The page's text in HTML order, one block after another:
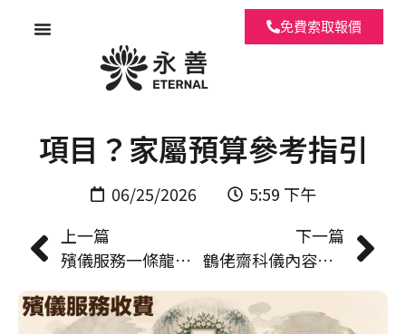
免費索取報價
項目？家屬預算參考指引
06/25/2026
5:59 下午
上一篇
殯儀服務一條龍包含什麼？家屬委託前必確認的服務範圍清單
下一篇
鶴佬齋科儀內容拆解｜儀式流程、誦經科本與家屬須知